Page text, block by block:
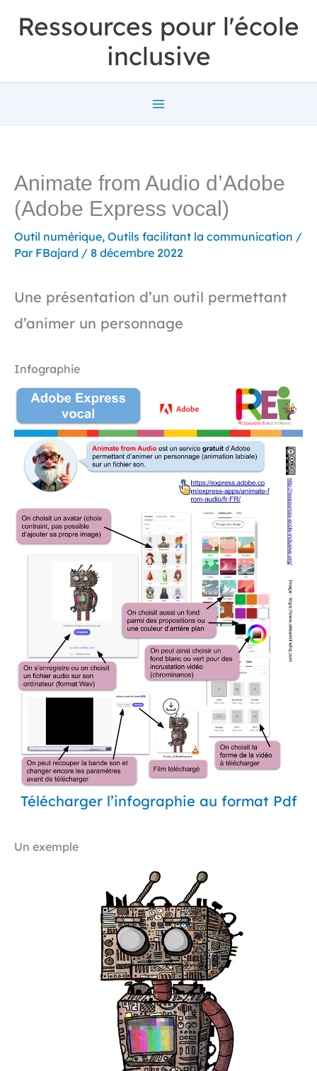
Ressources pour l'école
inclusive
Animate from Audio d’Adobe
(Adobe Express vocal)
Outil numérique, Outils facilitant la communication /
Par FBajard / 8 décembre 2022
Une présentation d’un outil permettant
d’animer un personnage
Infographie
Télécharger l’infographie au format Pdf
Un exemple